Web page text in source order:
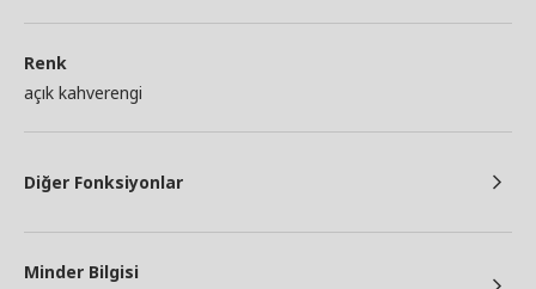
Renk
açık kahverengi
Diğer Fonksiyonlar
Minder Bilgisi